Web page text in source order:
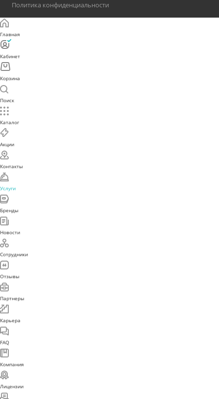
Политика конфиденциальности
Главная
Кабинет
Корзина
Поиск
Каталог
Акции
Контакты
Услуги
Бренды
Новости
Сотрудники
Отзывы
Партнеры
Карьера
FAQ
Компания
Лицензии